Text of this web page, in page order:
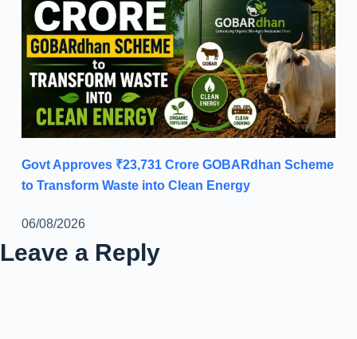
Govt Approves ₹23,731 Crore GOBARdhan Scheme
to Transform Waste into Clean Energy
06/08/2026
Leave a Reply